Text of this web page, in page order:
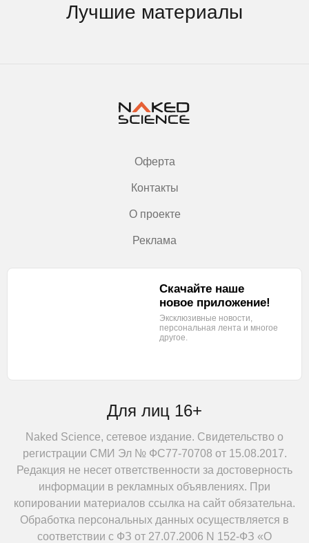
Лучшие материалы
Оферта
Контакты
О проекте
Реклама
Для лиц 16+
Naked Science, сетевое издание. Свидетельство о
регистрации СМИ Эл № ФС77-70708 от 15.08.2017.
Редакция не несет ответственности за достоверность
информации в рекламных объявлениях. При
копировании материалов ссылка на сайт обязательна.
Обработка персональных данных осуществляется в
соответствии с ФЗ от 27.07.2006 N 152-ФЗ «О
Скачайте наше
новое приложение!
Эксклюзивные новости,
персональная лента и многое
другое.